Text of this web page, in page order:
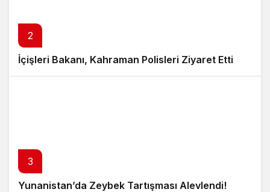
2
İçişleri Bakanı, Kahraman Polisleri Ziyaret Etti
3
Yunanistan’da Zeybek Tartışması Alevlendi!